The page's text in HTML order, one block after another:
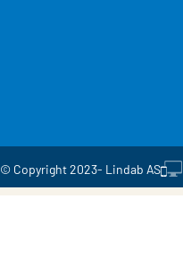
© Copyright 2023- Lindab AS